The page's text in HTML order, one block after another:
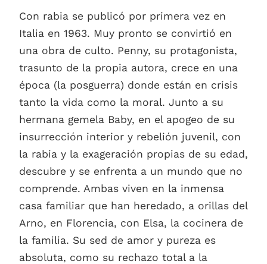
Con rabia se publicó por primera vez en
Italia en 1963. Muy pronto se convirtió en
una obra de culto. Penny, su protagonista,
trasunto de la propia autora, crece en una
época (la posguerra) donde están en crisis
tanto la vida como la moral. Junto a su
hermana gemela Baby, en el apogeo de su
insurrección interior y rebelión juvenil, con
la rabia y la exageración propias de su edad,
descubre y se enfrenta a un mundo que no
comprende. Ambas viven en la inmensa
casa familiar que han heredado, a orillas del
Arno, en Florencia, con Elsa, la cocinera de
la familia. Su sed de amor y pureza es
absoluta, como su rechazo total a la